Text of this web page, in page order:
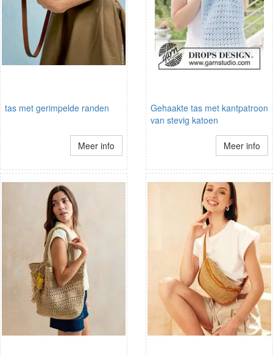
tas met gerimpelde randen
Meer info
Gehaakte tas met kantpatroon
van stevig katoen
Meer info